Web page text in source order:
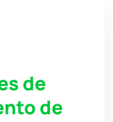
de
de